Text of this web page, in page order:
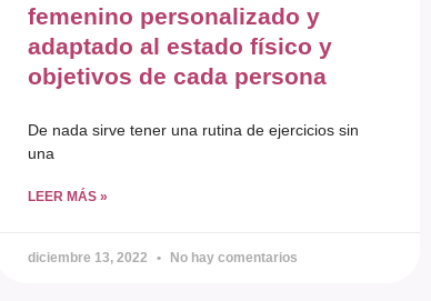
femenino personalizado y
adaptado al estado físico y
objetivos de cada persona
De nada sirve tener una rutina de ejercicios sin
una
LEER MÁS »
diciembre 13, 2022 No hay comentarios